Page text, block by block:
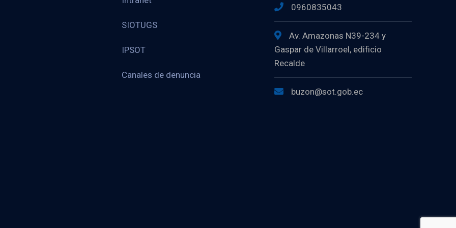
SIOTUGS
IPSOT
Canales de denuncia
0960835043
Av. Amazonas N39-234 y
Gaspar de Villarroel, edificio
Recalde
buzon@sot.gob.ec